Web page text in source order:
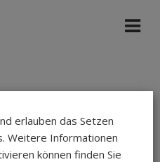
Jul 2025
erlauben das Setzen
Weitere Informationen
können finden Sie